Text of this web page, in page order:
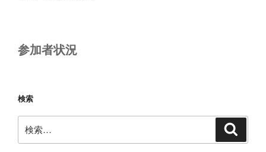
参加者状況
検索
索: